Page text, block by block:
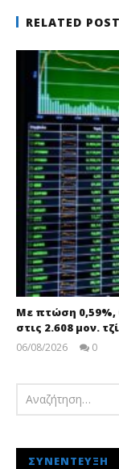
RELATED
Με πτώση 0,59%,
στις 2.608 μον.
06/08/2026
0
ΣΥΝΈΝΤΕΥΞΗ